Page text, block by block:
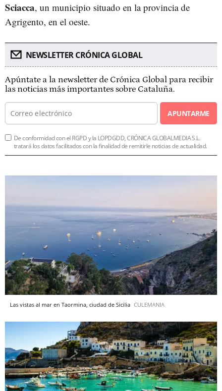
Sciacca, un municipio situado en la provincia de
Agrigento, en el oeste.
NEWSLETTER CRÓNICA GLOBAL
Apúntate a la newsletter de Crónica Global para recibir
las noticias más importantes sobre Cataluña.
APUNTARME
De conformidad con el RGPD y la LOPDGDD, CRÓNICA GLOBALMEDIA S.L.
tratará los datos facilitados con la finalidad de remitirle noticias de actualidad.
Las vistas al mar en Taormina, ciudad de Sicilia CULEMANIA